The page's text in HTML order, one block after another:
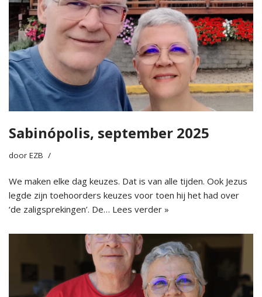
Sabinópolis, september 2025
door EZB
We maken elke dag keuzes. Dat is van alle tijden. Ook Jezus
legde zijn toehoorders keuzes voor toen hij het had over
‘de zaligsprekingen’. De… Lees verder »